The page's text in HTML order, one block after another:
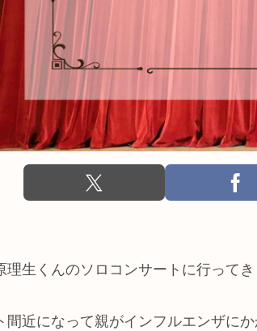
理生くんのソロコンサートに行ってき
間近になって親がインフルエンザに